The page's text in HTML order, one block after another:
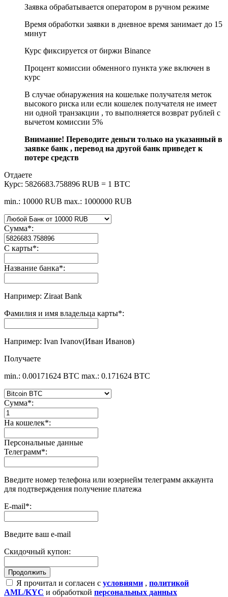
Заявка обрабатывается оператором в ручном режиме
Время обработки заявки в дневное время занимает до 15
минут
Курс фиксируется от биржи Binance
Процент комиссии обменного пункта уже включен в
курс
В случае обнаружения на кошельке получателя меток
высокого риска или если кошелек получателя не имеет
ни одной транзакции , то выполняется возврат рублей с
вычетом комиссии 5%
Внимание! Переводите деньги только на указанный в
заявке банк , перевод на другой банк приведет к
потере средств
Отдаете
Курс: 5826683.758896 RUB = 1 BTC
min.: 10000 RUB max.: 1000000 RUB
Сумма*:
С карты*:
Название банка*:
Например: Ziraat Bank
Фамилия и имя владельца карты*:
Например: Ivan Ivanov(Иван Иванов)
Получаете
min.: 0.00171624 BTC max.: 0.171624 BTC
Сумма*:
На кошелек*:
Персональные данные
Телеграмм*:
Введите номер телефона или юзернейм телеграмм аккаунта
для подтверждения получение платежа
E-mail*:
Введите ваш e-mail
Скидочный купон:
Я прочитал и согласен с условиями , политикой
AML/KYC и обработкой персональных данных